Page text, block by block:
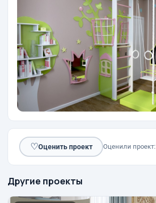
♡Оценить проект Оценили проект:
Другие проекты